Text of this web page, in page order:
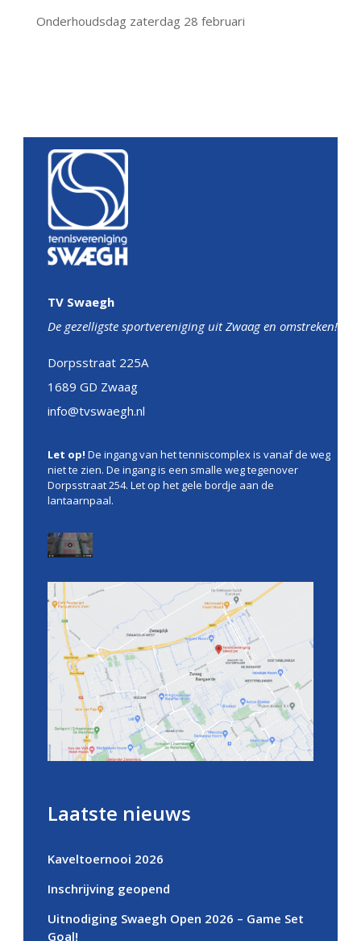
Onderhoudsdag zaterdag 28 februari
TV Swaegh
De gezelligste sportvereniging uit Zwaag en omstreken!
Dorpsstraat 225A
1689 GD Zwaag
info@tvswaegh.nl
Let op! De ingang van het tenniscomplex is vanaf de weg
niet te zien. De ingang is een smalle weg tegenover
Dorpsstraat 254. Let op het gele bordje aan de
lantaarnpaal.
Laatste nieuws
Kaveltoernooi 2026
Inschrijving geopend
Uitnodiging Swaegh Open 2026 – Game Set
Goal!